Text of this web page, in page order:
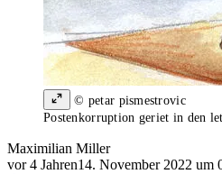
© petar pismestrovic
Postenkorruption geriet in den
Maximilian Miller
vor 4 Jahren14. November 2022 um